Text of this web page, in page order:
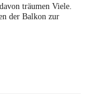
träumen Viele.
der Balkon zur